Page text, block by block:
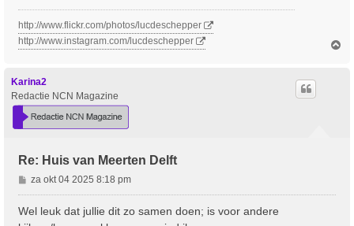
t
http://www.flickr.com/photos/lucdeschepper
http://www.instagram.com/lucdeschepper
Karina2
Redactie NCN Magazine
Re: Huis van Meerten Delft
B
e
r
i
za okt 04 2025 8:18 pm
Wel leuk dat jullie dit zo samen doen; is voor andere